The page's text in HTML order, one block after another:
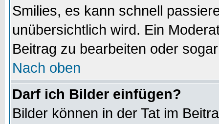
Smilies, es kann schnell
unübersichtlich wird. Ein
Beitrag zu bearbeiten oder
Nach oben
Darf ich Bilder einfügen?
Bilder können in der Tat im